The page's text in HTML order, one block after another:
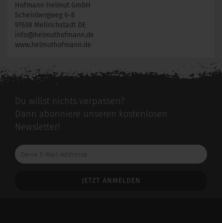
Hofmann Helmut GmbH
Scheinbergweg 6-8
97638 Mellrichstadt DE
info@helmuthofmann.de
www.helmuthofmann.de
Du willst nichts verpassen?
Dann abonniere unseren kostenlosen
Newsletter!
Deine
E-